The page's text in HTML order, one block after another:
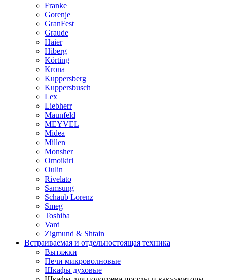
Franke
Gorenje
GranFest
Graude
Haier
Hiberg
Körting
Krona
Kuppersberg
Kuppersbusch
Lex
Liebherr
Maunfeld
MEYVEL
Midea
Millen
Monsher
Omoikiri
Oulin
Rivelato
Samsung
Schaub Lorenz
Smeg
Toshiba
Vard
Zigmund & Shtain
Встраиваемая и отдельностоящая техника
Вытяжки
Печи микроволновые
Шкафы духовые